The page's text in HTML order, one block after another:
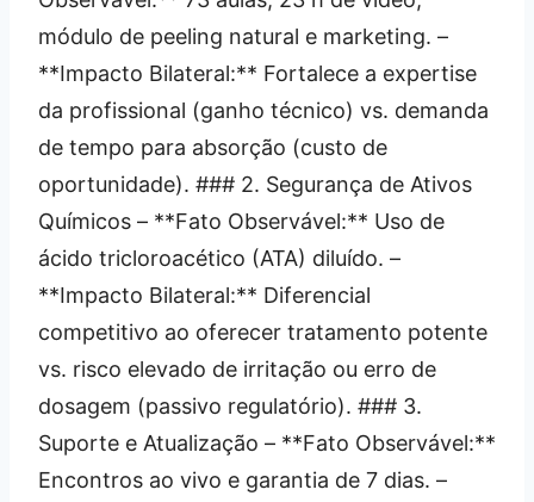
módulo de peeling natural e marketing. –
**Impacto Bilateral:** Fortalece a expertise
da profissional (ganho técnico) vs. demanda
de tempo para absorção (custo de
oportunidade). ### 2. Segurança de Ativos
Químicos – **Fato Observável:** Uso de
ácido tricloroacético (ATA) diluído. –
**Impacto Bilateral:** Diferencial
competitivo ao oferecer tratamento potente
vs. risco elevado de irritação ou erro de
dosagem (passivo regulatório). ### 3.
Suporte e Atualização – **Fato Observável:**
Encontros ao vivo e garantia de 7 dias. –